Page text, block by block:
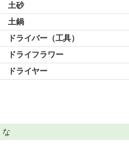
土砂
土鍋
ドライバー（工具）
ドライフラワー
ドライヤー
な